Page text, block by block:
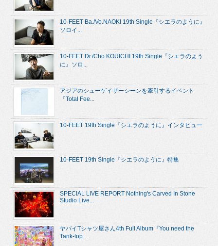
10-FEET Ba./Vo.NAOKI 19th Single『シエラのように』
ソロイ...
10-FEET Dr./Cho.KOUICHI 19th Single『シエラのよう
に』ソロ...
アジアのシューゲイザーシーンを牽引するイベント
『Total Fee...
10-FEET 19th Single『シエラのように』インタビュー
10-FEET 19th Single『シエラのように』特集
SPECIAL LIVE REPORT Nothing's Carved In Stone
Studio Live...
ヤバイTシャツ屋さん4th Full Album『You need the
Tank-top...